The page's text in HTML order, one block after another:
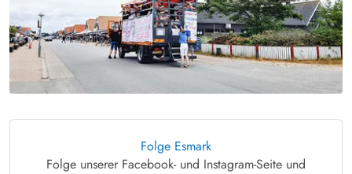
Folge Esmark
Folge unserer Facebook- und Instagram-Seite und